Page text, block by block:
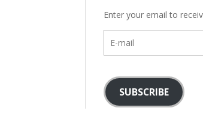
Enter your email to
mail
SUBSCRIBE